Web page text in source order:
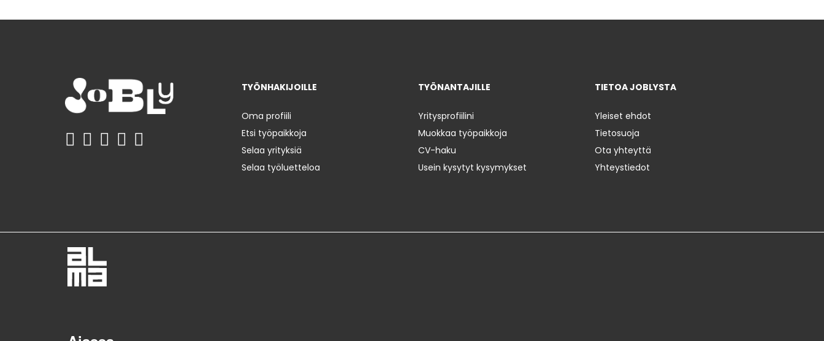
TYÖNHAKIJOILLE
Oma profiili
Etsi työpaikkoja
Selaa yrityksiä
Selaa työluetteloa
TYÖNANTAJILLE
Yritysprofiilini
Muokkaa työpaikkoja
CV-haku
Usein kysytyt kysymykset
TIETOA JOBLYSTA
Yleiset ehdot
Tietosuoja
Ota yhteyttä
Yhteystiedot